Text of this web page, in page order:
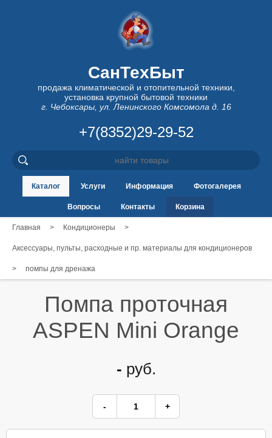
СанТехБыт
продажа климатической и отопительной техники,
установка крупной бытовой техники
г. Чебоксары, ул. Ленинского Комсомола д. 16
+7(8352)29-29-52
Каталог Услуги Информация Фотогалерея
Вопросы Контакты Корзина
Главная > Кондиционеры >
Аксессуары, пульты, расходные и пр. материалы для кондиционеров
> помпы для дренажа
Помпа проточная
ASPEN Mini Orange
- руб.